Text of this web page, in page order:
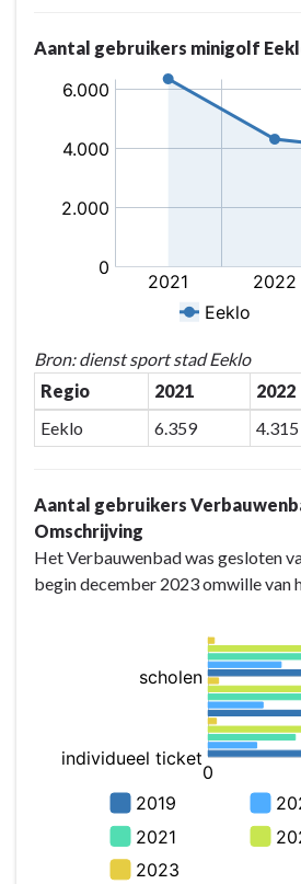
Aantal gebruikers minigolf
Bron: dienst sport stad Eeklo
Regio
2021 2022
Eeklo
6.359 4.315
Aantal gebruikers
Omschrijving
Het Verbauwenbad was gesloten
begin december 2023 omwille van